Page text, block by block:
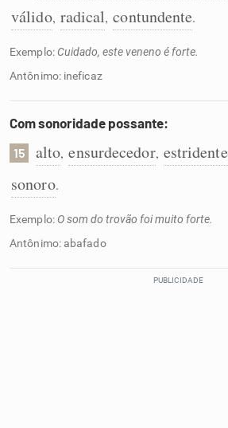
válido, radical, contundente.
Exemplo: Cuidado, este veneno é forte.
Antônimo: ineficaz
Com sonoridade possante:
15 alto, ensurdecedor, estridente
sonoro.
Exemplo: O som do trovão foi muito forte.
Antônimo: abafado